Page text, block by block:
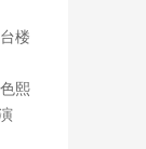
楼
熙